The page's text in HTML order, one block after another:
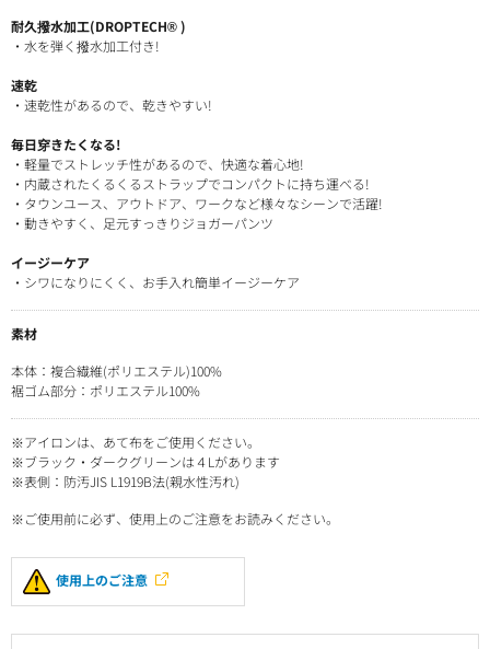
耐久撥水加工(DROPTECH® )
・水を弾く撥水加工付き!
速乾
・速乾性があるので、乾きやすい!
毎日穿きたくなる!
・軽量でストレッチ性があるので、快適な着心地!
・内蔵されたくるくるストラップでコンパクトに持ち運べる!
・タウンユース、アウトドア、ワークなど様々なシーンで活躍!
・動きやすく、足元すっきりジョガーパンツ
イージーケア
・シワになりにくく、お手入れ簡単イージーケア
素材
本体：複合繊維(ポリエステル)100%
裾ゴム部分：ポリエステル100%
※アイロンは、あて布をご使用ください。
※ブラック・ダークグリーンは４Lがあります
※表側：防汚JIS L1919B法(親水性汚れ)
※ご使用前に必ず、使用上のご注意をお読みください。
使用上のご注意